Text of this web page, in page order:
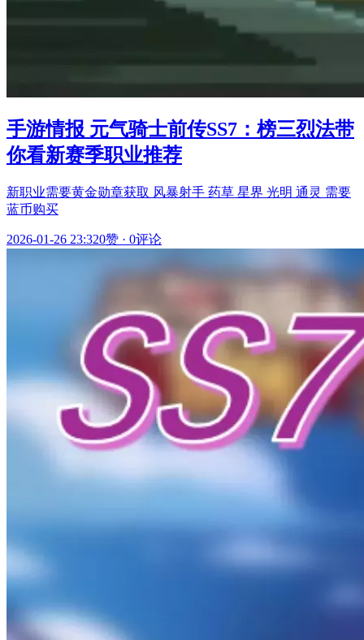
手游情报 元气骑士前传SS7：榜三烈法带
你看新赛季职业推荐
新职业需要黄金勋章获取 风暴射手 药草 星界 光明 通灵 需要
蓝币购买
2026-01-26 23:320赞 · 0评论